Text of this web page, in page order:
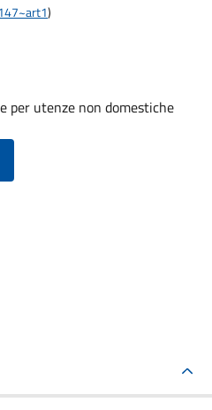
)
per utenze non domestiche